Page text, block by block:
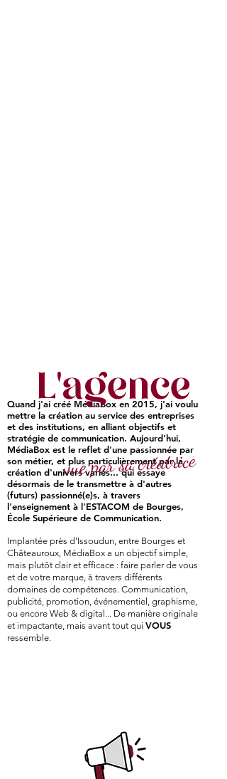
Quand j'ai créé MédiaBox en 2015, j'ai voulu
mettre la création au service des entreprises
et des institutions, en alliant objectifs et
stratégie de communication. Aujourd'hui,
MédiaBox est le reflet d'une passionnée par
son métier, et plus particulièrement par la
création d'univers variés... qui essaye
désormais de le transmettre à d'autres
(futurs) passionné(e)s, à travers
l'enseignement à l'ESTACOM de Bourges,
École Supérieure de Communication.
Implantée près d'Issoudun, entre Bourges et
Châteauroux, MédiaBox a un objectif simple,
mais plutôt clair et efficace : faire parler de vous
et de votre marque, à travers différents
domaines de compétences. Communication,
publicité, promotion, événementiel, graphisme,
ou encore Web & digital... De manière originale
et impactante, mais avant tout qui VOUS
ressemble.
L'agence
vue par sa créatrice